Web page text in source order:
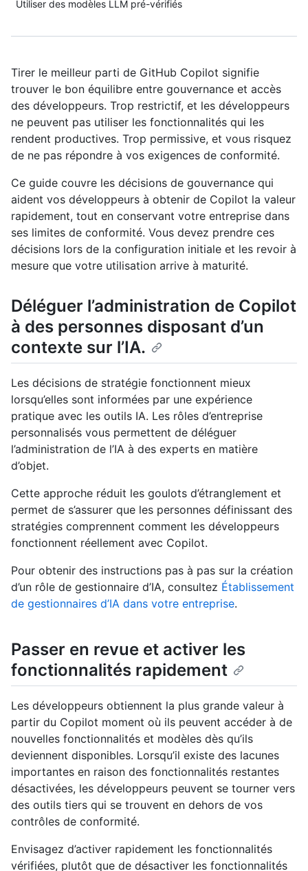
Utiliser des modèles LLM pré-vérifiés
Tirer le meilleur parti de GitHub Copilot signifie
trouver le bon équilibre entre gouvernance et accès
des développeurs. Trop restrictif, et les développeurs
ne peuvent pas utiliser les fonctionnalités qui les
rendent productives. Trop permissive, et vous risquez
de ne pas répondre à vos exigences de conformité.
Ce guide couvre les décisions de gouvernance qui
aident vos développeurs à obtenir de Copilot la valeur
rapidement, tout en conservant votre entreprise dans
ses limites de conformité. Vous devez prendre ces
décisions lors de la configuration initiale et les revoir à
mesure que votre utilisation arrive à maturité.
Déléguer l’administration de Copilot
à des personnes disposant d’un
contexte sur l’IA.
Les décisions de stratégie fonctionnent mieux
lorsqu’elles sont informées par une expérience
pratique avec les outils IA. Les rôles d’entreprise
personnalisés vous permettent de déléguer
l’administration de l’IA à des experts en matière
d’objet.
Cette approche réduit les goulots d’étranglement et
permet de s’assurer que les personnes définissant des
stratégies comprennent comment les développeurs
fonctionnent réellement avec Copilot.
Pour obtenir des instructions pas à pas sur la création
d’un rôle de gestionnaire d’IA, consultez Établissement
de gestionnaires d’IA dans votre entreprise.
Passer en revue et activer les
fonctionnalités rapidement
Les développeurs obtiennent la plus grande valeur à
partir du Copilot moment où ils peuvent accéder à de
nouvelles fonctionnalités et modèles dès qu’ils
deviennent disponibles. Lorsqu’il existe des lacunes
importantes en raison des fonctionnalités restantes
désactivées, les développeurs peuvent se tourner vers
des outils tiers qui se trouvent en dehors de vos
contrôles de conformité.
Envisagez d’activer rapidement les fonctionnalités
vérifiées, plutôt que de désactiver les fonctionnalités